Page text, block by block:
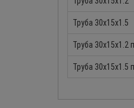
Труба 30х15х1.5
Труба 30х15х1.2
Труба 30х15х1.5